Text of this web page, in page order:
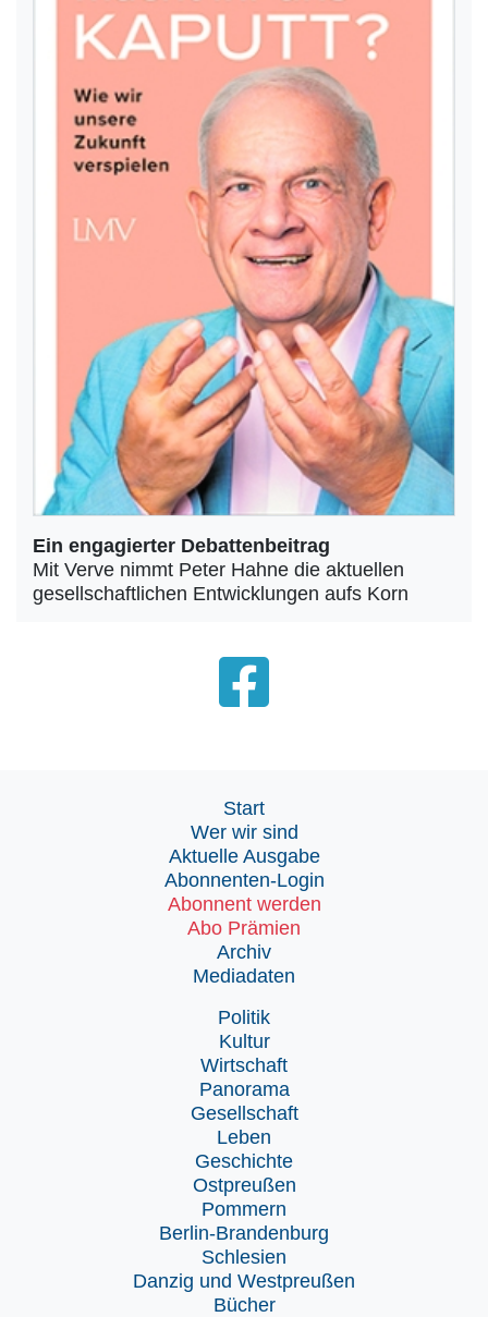
Ein engagierter Debattenbeitrag
Mit Verve nimmt Peter Hahne die aktuellen
gesellschaftlichen Entwicklungen aufs Korn
Start
Wer wir sind
Aktuelle Ausgabe
Abonnenten-Login
Abonnent werden
Abo Prämien
Archiv
Mediadaten
Politik
Kultur
Wirtschaft
Panorama
Gesellschaft
Leben
Geschichte
Ostpreußen
Pommern
Berlin-Brandenburg
Schlesien
Danzig und Westpreußen
Bücher